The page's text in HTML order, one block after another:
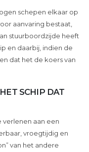
schepen elkaar op
aanvaring bestaat,
stuurboordzijde heeft
en daarbij, indien de
dat het de koers van
SCHIP DAT
verlenen aan een
vroegtijdig en
van het andere